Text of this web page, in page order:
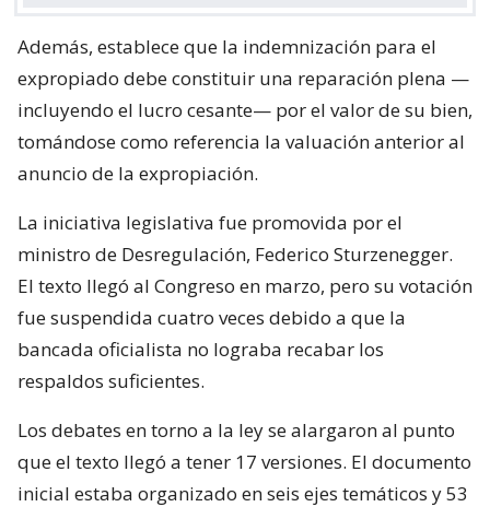
Además, establece que la indemnización para el
expropiado debe constituir una reparación plena —
incluyendo el lucro cesante— por el valor de su bien,
tomándose como referencia la valuación anterior al
anuncio de la expropiación.
La iniciativa legislativa fue promovida por el
ministro de Desregulación, Federico Sturzenegger.
El texto llegó al Congreso en marzo, pero su votación
fue suspendida cuatro veces debido a que la
bancada oficialista no lograba recabar los
respaldos suficientes.
Los debates en torno a la ley se alargaron al punto
que el texto llegó a tener 17 versiones. El documento
inicial estaba organizado en seis ejes temáticos y 53